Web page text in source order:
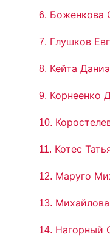
6. Боженкова
7. Глушков
8. Кейта
9. Корнеенко
10.
11. Котес
12. Маруго
13.
14. Нагорный